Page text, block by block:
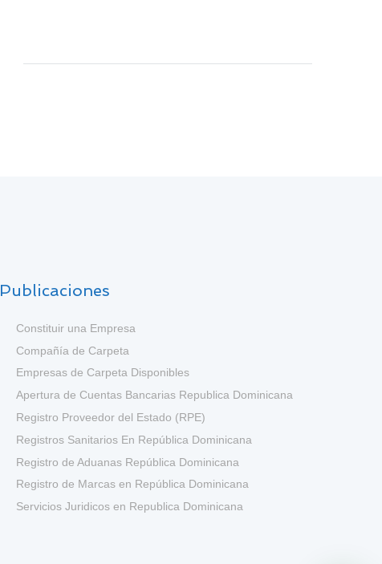
Publicaciones
Constituir una Empresa
Compañía de Carpeta
Empresas de Carpeta Disponibles
Apertura de Cuentas Bancarias Republica Dominicana
Registro Proveedor del Estado (RPE)
Registros Sanitarios En República Dominicana
Registro de Aduanas República Dominicana
Registro de Marcas en República Dominicana
Servicios Juridicos en Republica Dominicana